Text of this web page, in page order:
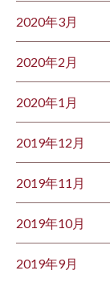
2020年3月
2020年2月
2020年1月
2019年12月
2019年11月
2019年10月
2019年9月